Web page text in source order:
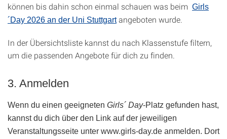
können bis dahin schon einmal schauen was beim Girls
´Day 2026 an der Uni Stuttgart angeboten wurde.
In der Übersichtsliste kannst du nach Klassenstufe filtern,
um die passenden Angebote für dich zu finden.
3. Anmelden
Wenn du einen geeigneten Girls´ Day-Platz gefunden hast,
kannst du dich über den Link auf der jeweiligen
Veranstaltungsseite unter www.girls-day.de anmelden. Dort